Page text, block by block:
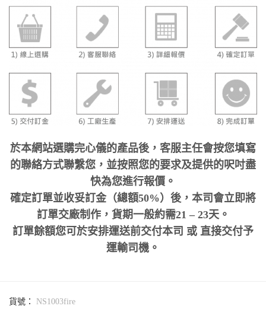
於本網站選購完心儀的產品後，客服主任會按您填寫
的聯絡方式聯繫您，並按照您的要求及提供的呎吋盡
快為您進行報價。
確定訂單並收妥訂金（總額50%）後，本司會立即將
訂單交廠制作，貨期一般約需21 – 23天。
訂單餘額您可於安排運送前交付本司 或 直接交付予
運輸司機。
貨號： NS1003fire